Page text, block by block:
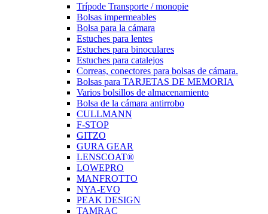
Trípode Transporte / monopie
Bolsas impermeables
Bolsa para la cámara
Estuches para lentes
Estuches para binoculares
Estuches para catalejos
Correas, conectores para bolsas de cámara.
Bolsas para TARJETAS DE MEMORIA
Varios bolsillos de almacenamiento
Bolsa de la cámara antirrobo
CULLMANN
F-STOP
GITZO
GURA GEAR
LENSCOAT®
LOWEPRO
MANFROTTO
NYA-EVO
PEAK DESIGN
TAMRAC